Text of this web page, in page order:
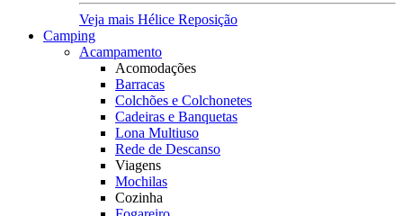
Veja mais Hélice Reposição
Camping
Acampamento
Acomodações
Barracas
Colchões e Colchonetes
Cadeiras e Banquetas
Lona Multiuso
Rede de Descanso
Viagens
Mochilas
Cozinha